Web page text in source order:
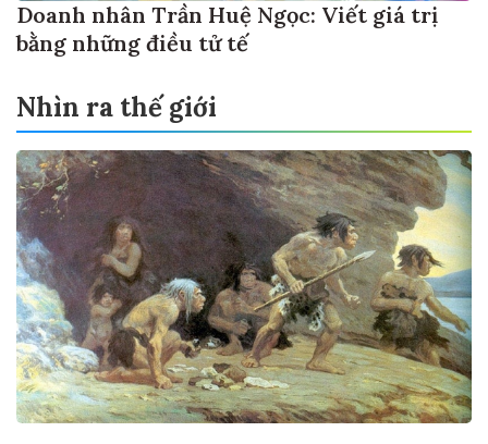
Doanh nhân Trần Huệ Ngọc: Viết giá trị
bằng những điều tử tế
Nhìn ra thế giới